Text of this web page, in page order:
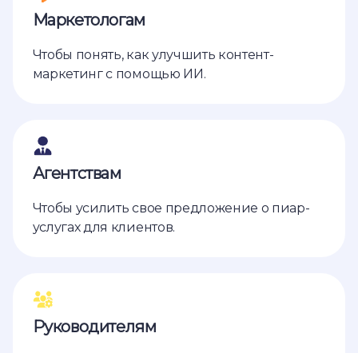
Маркетологам
Чтобы понять, как улучшить контент-
маркетинг с помощью ИИ.
Агентствам
Чтобы усилить свое предложение о пиар-
услугах для клиентов.
Руководителям